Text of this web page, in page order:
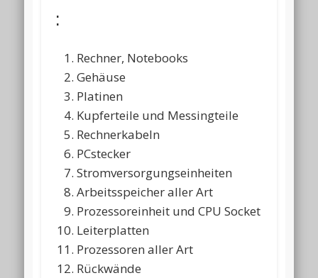
:
Rechner, Notebooks
Gehäuse
Platinen
Kupferteile und Messingteile
Rechnerkabeln
PCstecker
Stromversorgungseinheiten
Arbeitsspeicher aller Art
Prozessoreinheit und CPU Socket
Leiterplatten
Prozessoren aller Art
Rückwände